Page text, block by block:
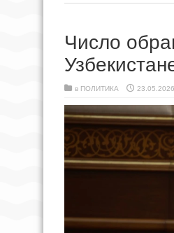
Число
в ПОЛИТИКА